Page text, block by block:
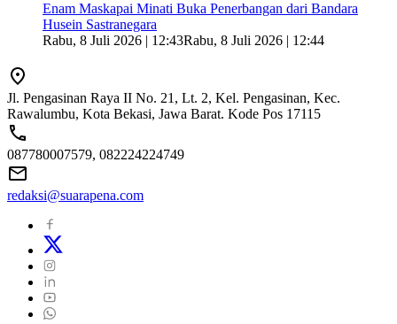
Enam Maskapai Minati Buka Penerbangan dari Bandara
Husein Sastranegara
Rabu, 8 Juli 2026 | 12:43Rabu, 8 Juli 2026 | 12:44
Jl. Pengasinan Raya II No. 21, Lt. 2, Kel. Pengasinan, Kec.
Rawalumbu, Kota Bekasi, Jawa Barat. Kode Pos 17115
087780007579, 082224224749
redaksi@suarapena.com